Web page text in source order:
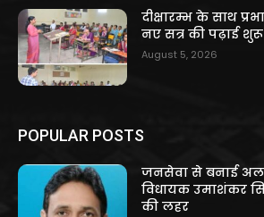
दीक्षारम्भ के साथ
नए सत्र की पढ़ाई शुरू
August 5, 2026
POPULAR POSTS
जनसेवा से बनाई
विधायक उमाशंकर
की लहर